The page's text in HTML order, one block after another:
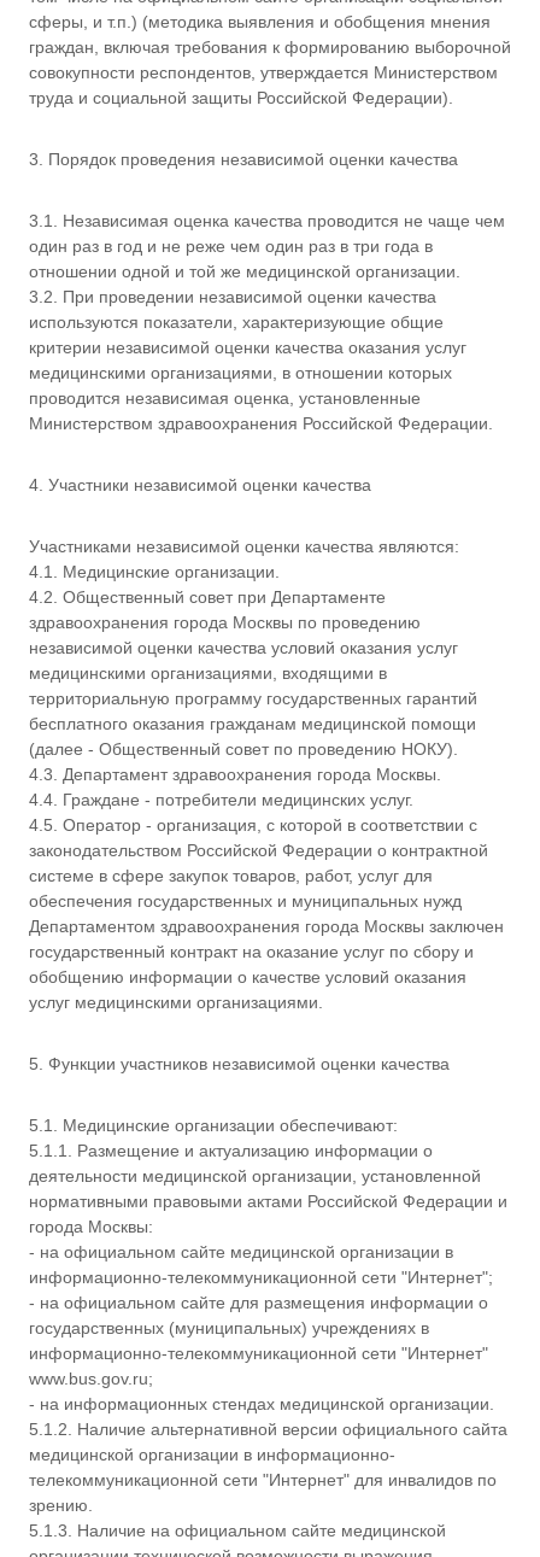
сферы, и т.п.) (методика выявления и обобщения мнения
граждан, включая требования к формированию выборочной
совокупности респондентов, утверждается Министерством
труда и социальной защиты Российской Федерации).
3. Порядок проведения независимой оценки качества
3.1. Независимая оценка качества проводится не чаще чем
один раз в год и не реже чем один раз в три года в
отношении одной и той же медицинской организации.
3.2. При проведении независимой оценки качества
используются показатели, характеризующие общие
критерии независимой оценки качества оказания услуг
медицинскими организациями, в отношении которых
проводится независимая оценка, установленные
Министерством здравоохранения Российской Федерации.
4. Участники независимой оценки качества
Участниками независимой оценки качества являются:
4.1. Медицинские организации.
4.2. Общественный совет при Департаменте
здравоохранения города Москвы по проведению
независимой оценки качества условий оказания услуг
медицинскими организациями, входящими в
территориальную программу государственных гарантий
бесплатного оказания гражданам медицинской помощи
(далее - Общественный совет по проведению НОКУ).
4.3. Департамент здравоохранения города Москвы.
4.4. Граждане - потребители медицинских услуг.
4.5. Оператор - организация, с которой в соответствии с
законодательством Российской Федерации о контрактной
системе в сфере закупок товаров, работ, услуг для
обеспечения государственных и муниципальных нужд
Департаментом здравоохранения города Москвы заключен
государственный контракт на оказание услуг по сбору и
обобщению информации о качестве условий оказания
услуг медицинскими организациями.
5. Функции участников независимой оценки качества
5.1. Медицинские организации обеспечивают:
5.1.1. Размещение и актуализацию информации о
деятельности медицинской организации, установленной
нормативными правовыми актами Российской Федерации и
города Москвы:
- на официальном сайте медицинской организации в
информационно-телекоммуникационной сети "Интернет";
- на официальном сайте для размещения информации о
государственных (муниципальных) учреждениях в
информационно-телекоммуникационной сети "Интернет"
www.bus.gov.ru;
- на информационных стендах медицинской организации.
5.1.2. Наличие альтернативной версии официального сайта
медицинской организации в информационно-
телекоммуникационной сети "Интернет" для инвалидов по
зрению.
5.1.3. Наличие на официальном сайте медицинской